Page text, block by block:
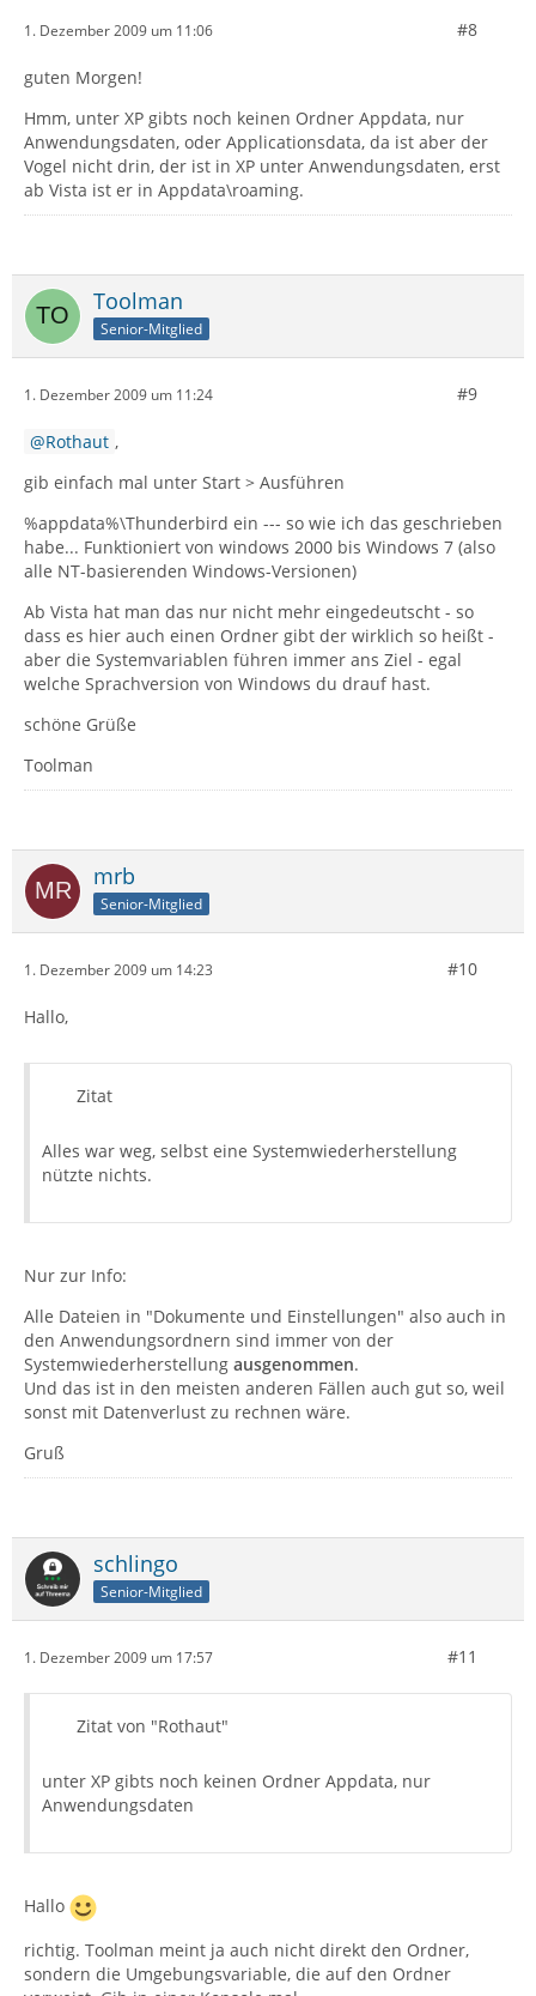
1. Dezember 2009 um 11:06 #8
guten Morgen!
Hmm, unter XP gibts noch keinen Ordner Appdata, nur
Anwendungsdaten, oder Applicationsdata, da ist aber der
Vogel nicht drin, der ist in XP unter Anwendungsdaten, erst
ab Vista ist er in Appdata\roaming.
Toolman
Senior-Mitglied
1. Dezember 2009 um 11:24 #9
Rothaut ,
gib einfach mal unter Start > Ausführen
%appdata%\Thunderbird ein --- so wie ich das geschrieben
habe... Funktioniert von windows 2000 bis Windows 7 (also
alle NT-basierenden Windows-Versionen)
Ab Vista hat man das nur nicht mehr eingedeutscht - so
dass es hier auch einen Ordner gibt der wirklich so heißt -
aber die Systemvariablen führen immer ans Ziel - egal
welche Sprachversion von Windows du drauf hast.
schöne Grüße
Toolman
mrb
Senior-Mitglied
1. Dezember 2009 um 14:23 #10
Hallo,
Zitat
Alles war weg, selbst eine Systemwiederherstellung
nützte nichts.
Nur zur Info:
Alle Dateien in "Dokumente und Einstellungen" also auch in
den Anwendungsordnern sind immer von der
Systemwiederherstellung ausgenommen.
Und das ist in den meisten anderen Fällen auch gut so, weil
sonst mit Datenverlust zu rechnen wäre.
Gruß
schlingo
Senior-Mitglied
1. Dezember 2009 um 17:57 #11
Zitat von "Rothaut"
unter XP gibts noch keinen Ordner Appdata, nur
Anwendungsdaten
Hallo
richtig. Toolman meint ja auch nicht direkt den Ordner,
sondern die Umgebungsvariable, die auf den Ordner